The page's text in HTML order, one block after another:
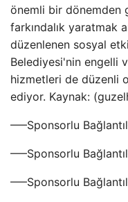
önemli bir dönemden
farkındalık yaratmak
düzenlenen sosyal
Belediyesi'nin engelli
hizmetleri de düzenli
ediyor. Kaynak:
—–Sponsorlu
—–Sponsorlu
—–Sponsorlu